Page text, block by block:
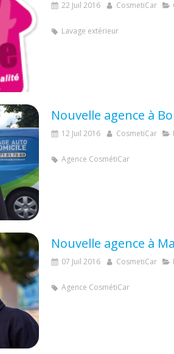
22 Juil 2016 CosmetiCar
Lavage extérieur
Nouvelle agence à
12 Juil 2016 CosmetiCar
Agence CosmétiCar
Nouvelle agence à
07 Juil 2016 CosmetiCar
Agence CosmétiCar